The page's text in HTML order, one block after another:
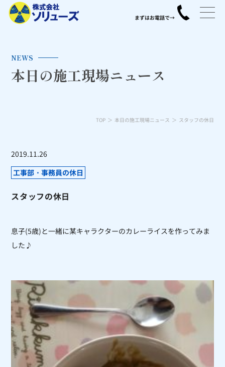
NEWS
本日の施工現場ニュース
TOP 本日の施工現場ニュース スタッフの休日
2019.11.26
工事部・事務員の休日
スタッフの休日
息子(5歳)と一緒に某キャラクターのカレーライスを作ってみま
した♪